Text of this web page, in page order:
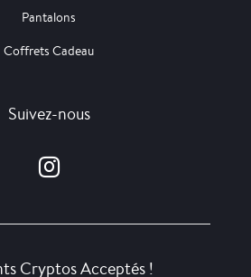
Pantalons
Coffrets Cadeau
Suivez-nous
Cryptos Acceptés !